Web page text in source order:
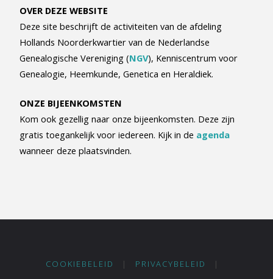
OVER DEZE WEBSITE
Deze site beschrijft de activiteiten van de afdeling
Hollands Noorderkwartier van de Nederlandse
Genealogische Vereniging (NGV), Kenniscentrum voor
Genealogie, Heemkunde, Genetica en Heraldiek.
ONZE BIJEENKOMSTEN
Kom ook gezellig naar onze bijeenkomsten. Deze zijn
gratis toegankelijk voor iedereen. Kijk in de agenda
wanneer deze plaatsvinden.
COOKIEBELEID | PRIVACYBELEID
|